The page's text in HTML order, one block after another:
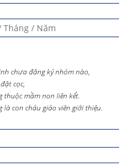
chưa đăng ký nhóm nào,
cọc,
thuộc mầm non liên kết.
là con cháu giáo viên giới thiệu.